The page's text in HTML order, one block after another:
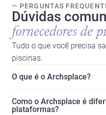
— PERGUNTAS
Dúvidas
fornecedores de
Tudo o que você precisa
piscinas.
O que é o Archsplace?
Como o Archsplace é
plataformas?